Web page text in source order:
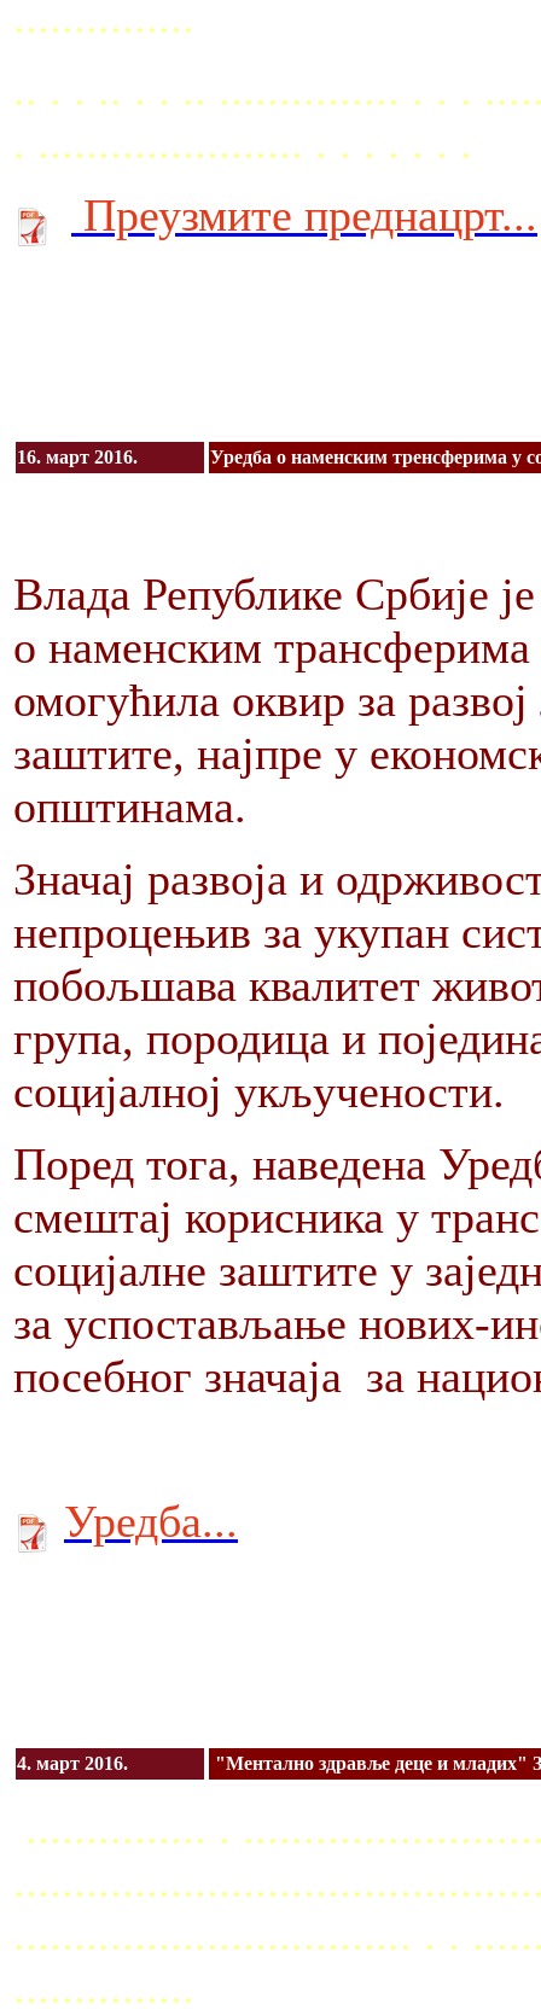
...............
.. . . .. . . .. ............... . . .
. ...................... . . . . . . .
Преузмите преднацрт...
16. март 2016. Уредба о наменским тренсферима у
Влада Републике Србије
о наменским трансферима
омогућила оквир за
заштите, најпре у
општинама.
Значај развоја и
непроцењив за укупан
побољшава квалитет
група, породица и
социјалној укључености.
Поред тога, наведена
смештај корисника у
социјалне заштите у
за успостављање нових-
посебног значаја за
Уредба...
4. март 2016. "Ментално здравље деце и младих"
............... .
................................. . .
...............